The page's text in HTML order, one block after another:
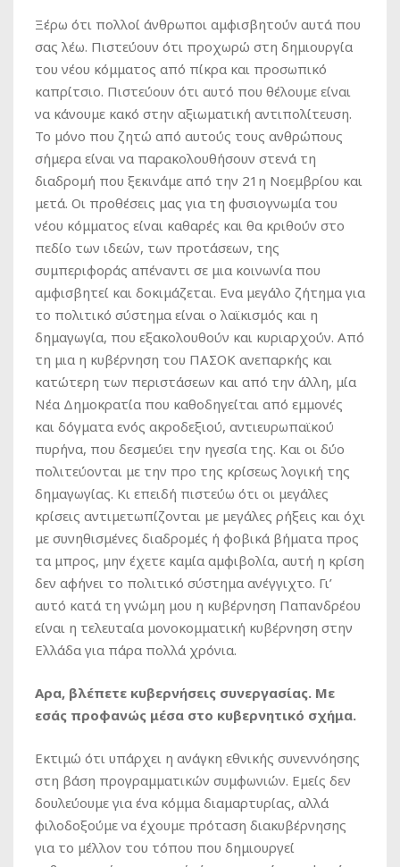
Ξέρω ότι πολλοί άνθρωποι αμφισβητούν αυτά που
σας λέω. Πιστεύουν ότι προχωρώ στη δημιουργία
του νέου κόμματος από πίκρα και προσωπικό
καπρίτσιο. Πιστεύουν ότι αυτό που θέλουμε είναι
να κάνουμε κακό στην αξιωματική αντιπολίτευση.
Το μόνο που ζητώ από αυτούς τους ανθρώπους
σήμερα είναι να παρακολουθήσουν στενά τη
διαδρομή που ξεκινάμε από την 21η Νοεμβρίου και
μετά. Οι προθέσεις μας για τη φυσιογνωμία του
νέου κόμματος είναι καθαρές και θα κριθούν στο
πεδίο των ιδεών, των προτάσεων, της
συμπεριφοράς απέναντι σε μια κοινωνία που
αμφισβητεί και δοκιμάζεται. Eνα μεγάλο ζήτημα για
το πολιτικό σύστημα είναι ο λαϊκισμός και η
δημαγωγία, που εξακολουθούν και κυριαρχούν. Από
τη μια η κυβέρνηση του ΠΑΣΟΚ ανεπαρκής και
κατώτερη των περιστάσεων και από την άλλη, μία
Νέα Δημοκρατία που καθοδηγείται από εμμονές
και δόγματα ενός ακροδεξιού, αντιευρωπαϊκού
πυρήνα, που δεσμεύει την ηγεσία της. Και οι δύο
πολιτεύονται με την προ της κρίσεως λογική της
δημαγωγίας. Κι επειδή πιστεύω ότι οι μεγάλες
κρίσεις αντιμετωπίζονται με μεγάλες ρήξεις και όχι
με συνηθισμένες διαδρομές ή φοβικά βήματα προς
τα μπρος, μην έχετε καμία αμφιβολία, αυτή η κρίση
δεν αφήνει το πολιτικό σύστημα ανέγγιχτο. Γι’
αυτό κατά τη γνώμη μου η κυβέρνηση Παπανδρέου
είναι η τελευταία μονοκομματική κυβέρνηση στην
Ελλάδα για πάρα πολλά χρόνια.
Aρα, βλέπετε κυβερνήσεις συνεργασίας. Με
εσάς προφανώς μέσα στο κυβερνητικό σχήμα.
Εκτιμώ ότι υπάρχει η ανάγκη εθνικής συνεννόησης
στη βάση προγραμματικών συμφωνιών. Εμείς δεν
δουλεύουμε για ένα κόμμα διαμαρτυρίας, αλλά
φιλοδοξούμε να έχουμε πρόταση διακυβέρνησης
για το μέλλον του τόπου που δημιουργεί